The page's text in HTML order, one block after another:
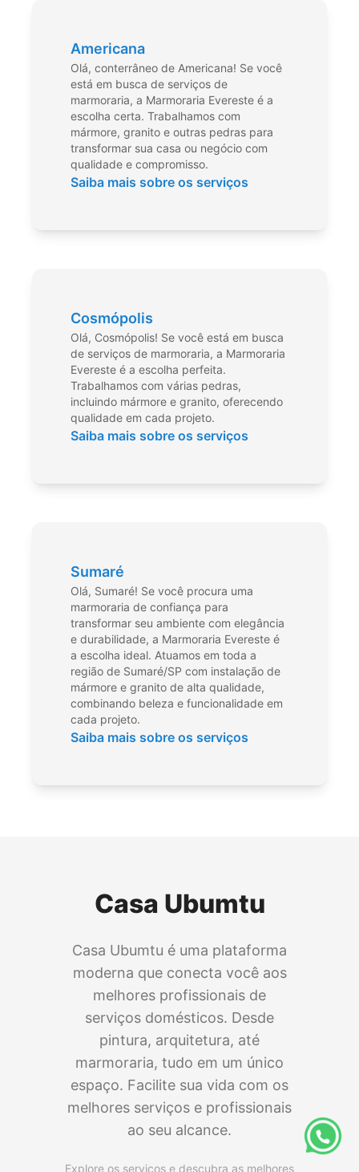
Americana
Olá, conterrâneo de Americana! Se você
está em busca de serviços de
marmoraria, a Marmoraria Evereste é a
escolha certa. Trabalhamos com
mármore, granito e outras pedras para
transformar sua casa ou negócio com
qualidade e compromisso.
Saiba mais sobre os serviços
Cosmópolis
Olá, Cosmópolis! Se você está em busca
de serviços de marmoraria, a Marmoraria
Evereste é a escolha perfeita.
Trabalhamos com várias pedras,
incluindo mármore e granito, oferecendo
qualidade em cada projeto.
Saiba mais sobre os serviços
Sumaré
Olá, Sumaré! Se você procura uma
marmoraria de confiança para
transformar seu ambiente com elegância
e durabilidade, a Marmoraria Evereste é
a escolha ideal. Atuamos em toda a
região de Sumaré/SP com instalação de
mármore e granito de alta qualidade,
combinando beleza e funcionalidade em
cada projeto.
Saiba mais sobre os serviços
Casa Ubumtu
Casa Ubumtu é uma plataforma
moderna que conecta você aos
melhores profissionais de
serviços domésticos. Desde
pintura, arquitetura, até
marmoraria, tudo em um único
espaço. Facilite sua vida com os
melhores serviços e profissionais
ao seu alcance.
Explore os serviços e descubra as melhores